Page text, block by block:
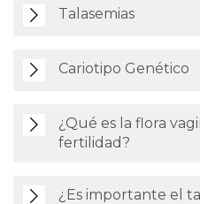
Talasemias
Cariotipo Genético
¿Qué es la flora
fertilidad?
¿Es importante el